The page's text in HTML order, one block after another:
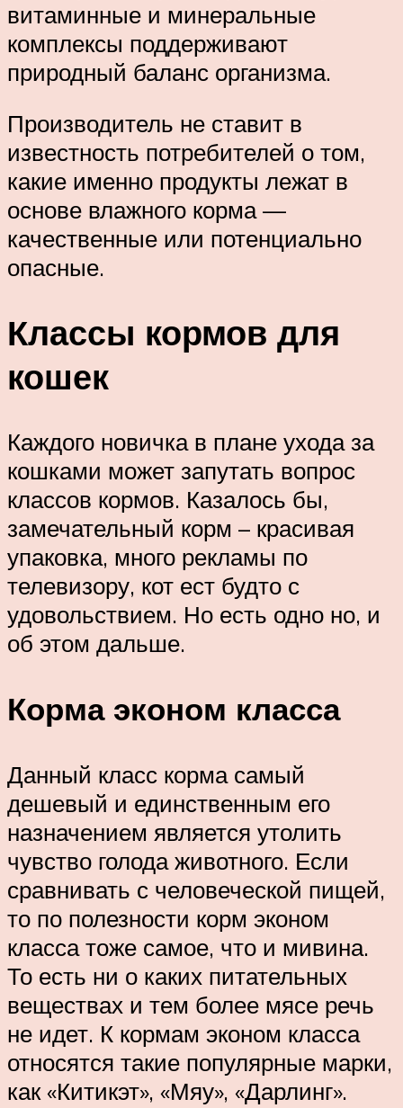
витаминные и минеральные
комплексы поддерживают
природный баланс организма.
Производитель не ставит в
известность потребителей о том,
какие именно продукты лежат в
основе влажного корма —
качественные или потенциально
опасные.
Классы кормов для
кошек
Каждого новичка в плане ухода за
кошками может запутать вопрос
классов кормов. Казалось бы,
замечательный корм – красивая
упаковка, много рекламы по
телевизору, кот ест будто с
удовольствием. Но есть одно но, и
об этом дальше.
Корма эконом класса
Данный класс корма самый
дешевый и единственным его
назначением является утолить
чувство голода животного. Если
сравнивать с человеческой пищей,
то по полезности корм эконом
класса тоже самое, что и мивина.
То есть ни о каких питательных
веществах и тем более мясе речь
не идет. К кормам эконом класса
относятся такие популярные марки,
как «Китикэт», «Мяу», «Дарлинг».